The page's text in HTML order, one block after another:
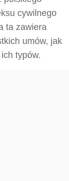
cywilnego
ta zawiera
umów, jak
typów.